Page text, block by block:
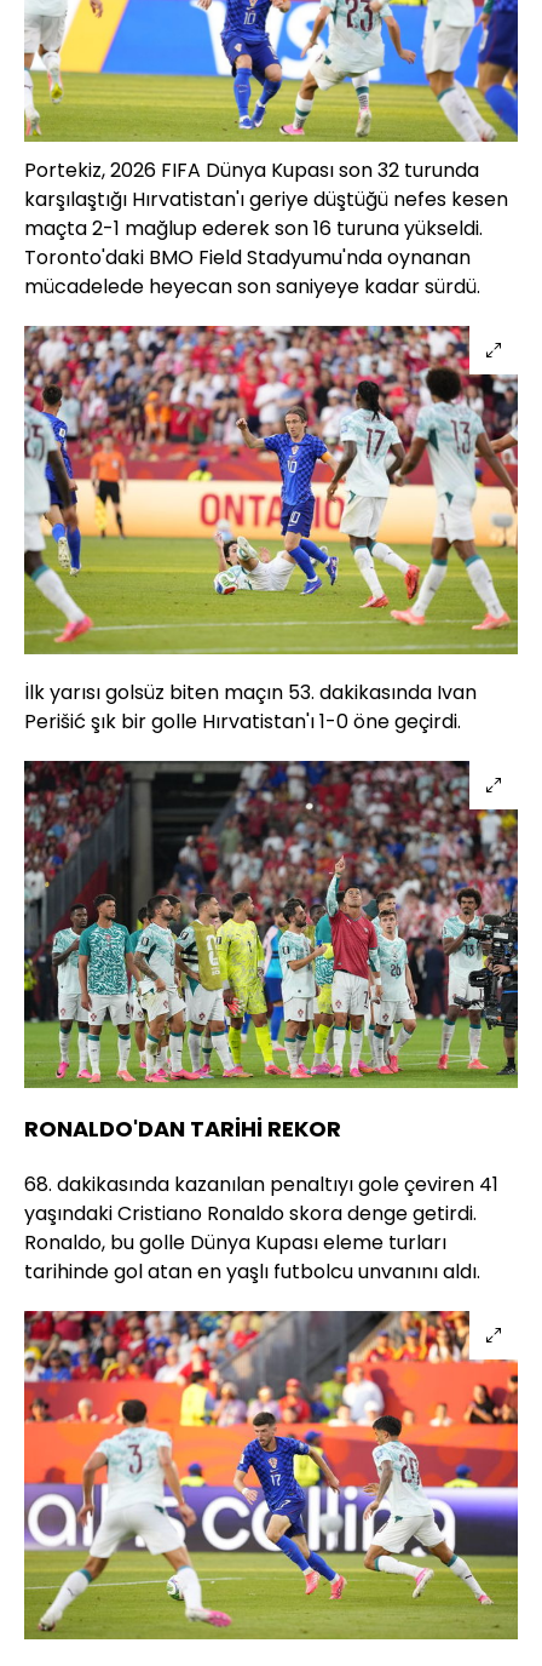
Portekiz, 2026 FIFA Dünya Kupası son 32 turunda
karşılaştığı Hırvatistan'ı geriye düştüğü nefes kesen
maçta 2-1 mağlup ederek son 16 turuna yükseldi.
Toronto'daki BMO Field Stadyumu'nda oynanan
mücadelede heyecan son saniyeye kadar sürdü.
İlk yarısı golsüz biten maçın 53. dakikasında Ivan
Perišić şık bir golle Hırvatistan'ı 1-0 öne geçirdi.
RONALDO'DAN TARİHİ REKOR
68. dakikasında kazanılan penaltıyı gole çeviren 41
yaşındaki Cristiano Ronaldo skora denge getirdi.
Ronaldo, bu golle Dünya Kupası eleme turları
tarihinde gol atan en yaşlı futbolcu unvanını aldı.